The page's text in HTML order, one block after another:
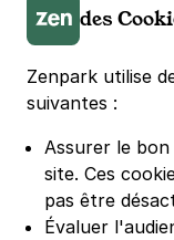
Parking LDLC Arena
Parking Stade
Parking Groupama
Parking Vélodrome
Parking Bercy
Parking La
Parking Les 4
des
Zenpark utilise
suivantes :
Assurer le
site. Ces
pas être
Évaluer